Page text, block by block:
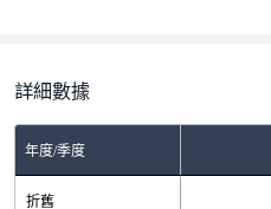
詳細數據
年度/季度
折舊